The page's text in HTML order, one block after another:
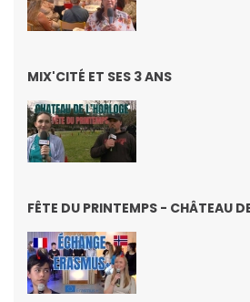
MIX'CITÉ ET SES 3 ANS
FÊTE DU PRINTEMPS - CHÂTEAU